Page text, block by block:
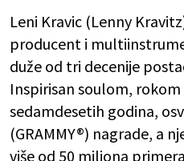
Leni Kravic (Lenny
producent i
duže od tri decenije
Inspirisan soulom,
sedamdesetih godina,
(GRAMMY®) nagrade, a
više od 50 miliona